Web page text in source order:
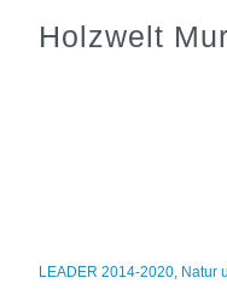
Holzwelt
LEADER 2014-2020, Natur